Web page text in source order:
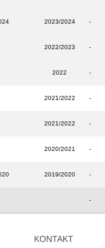
2023/2024 -
2022/2023 -
2022 -
2021/2022 -
2021/2022 -
2020/2021 -
2019/2020 -
-
KONTAKT